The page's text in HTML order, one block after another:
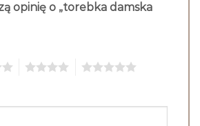
opinię o „torebka damska